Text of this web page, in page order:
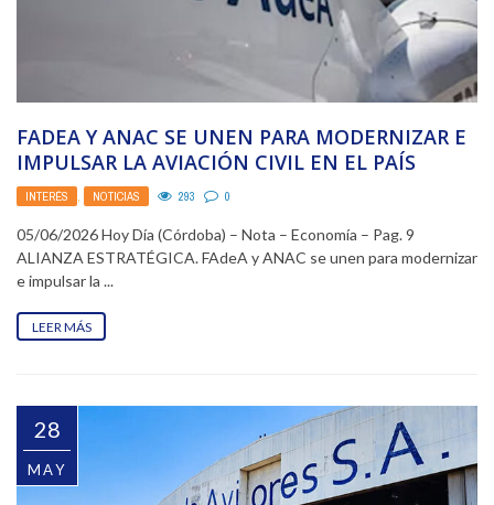
FADEA Y ANAC SE UNEN PARA MODERNIZAR E
IMPULSAR LA AVIACIÓN CIVIL EN EL PAÍS
INTERÉS , NOTICIAS 293 0
05/06/2026 Hoy Día (Córdoba) – Nota – Economía – Pag. 9
ALIANZA ESTRATÉGICA. FAdeA y ANAC se unen para modernizar
e impulsar la ...
LEER MÁS
28
MAY